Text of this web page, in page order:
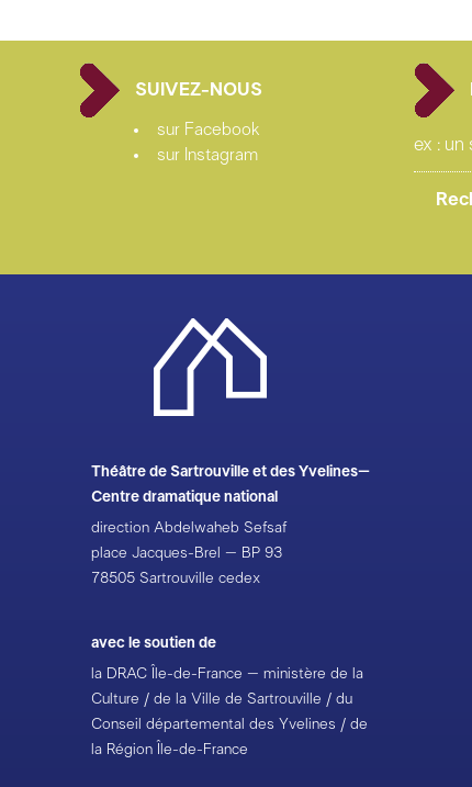
SUIVEZ-NOUS
sur Facebook
sur Instagram
Théâtre de Sartrouville et des Yvelines–
Centre dramatique national
direction Abdelwaheb Sefsaf
place Jacques-Brel – BP 93
78505 Sartrouville cedex
avec le soutien de
la DRAC Île-de-France – ministère de la
Culture / de la Ville de Sartrouville / du
Conseil départemental des Yvelines / de
la Région Île-de-France